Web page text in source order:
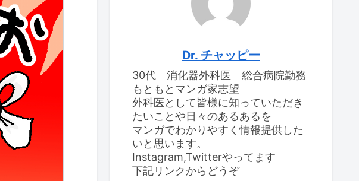
Dr. チャッピー
30代 消化器外科医 総合病院勤務
もともとマンガ家志望
外科医として皆様に知っていただき
たいことや日々のあるあるを
マンガでわかりやすく情報提供した
いと思います。
Instagram,Twitterやってます
下記リンクからどうぞ